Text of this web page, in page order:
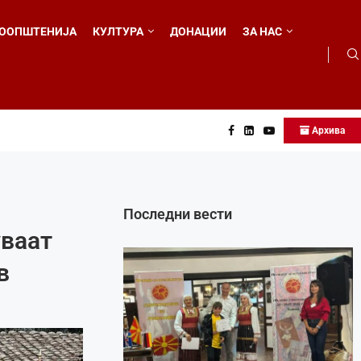
КУЛТУРА ДОНАЦИИ ЗА НАС
Архива
Последни вести